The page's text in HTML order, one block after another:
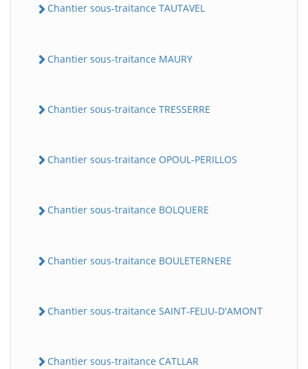
Chantier sous-traitance TAUTAVEL
Chantier sous-traitance MAURY
Chantier sous-traitance TRESSERRE
Chantier sous-traitance OPOUL-PERILLOS
Chantier sous-traitance BOLQUERE
Chantier sous-traitance BOULETERNERE
Chantier sous-traitance SAINT-FELIU-D'AMONT
Chantier sous-traitance CATLLAR